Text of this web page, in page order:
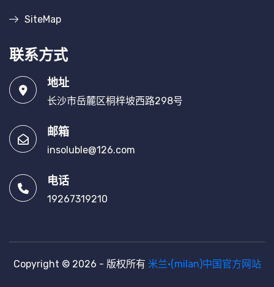
SiteMap
联系方式
地址
长沙市岳麓区桐梓坡西路298号
邮箱
insoluble@126.com
电话
19267319210
Copyright © 2026 - 版权所有 米兰·(milan)中国官方网站